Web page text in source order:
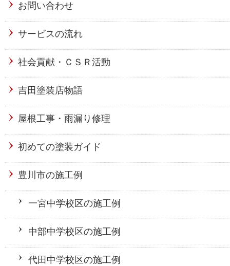
お問い合わせ
サービスの流れ
社会貢献・ＣＳＲ活動
吉田塗装店物語
屋根工事・雨漏り修理
初めての塗装ガイド
豊川市の施工例
一宮中学校区の施工例
中部中学校区の施工例
代田中学校区の施工例